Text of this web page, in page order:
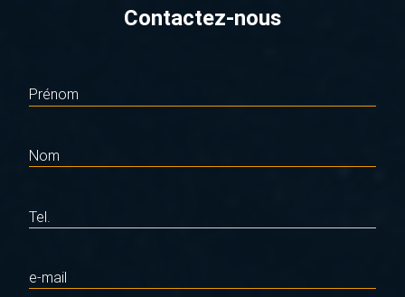
Contactez-nous
Prénom
Nom
Tel.
e-mail